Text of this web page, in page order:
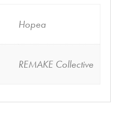
Hopea
REMAKE Collective